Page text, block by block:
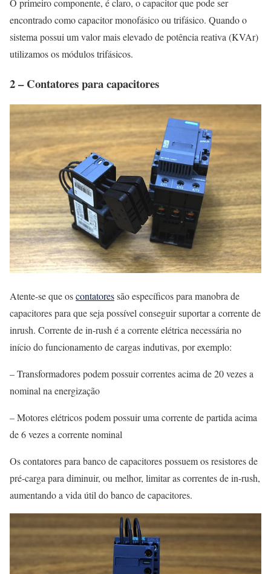
O primeiro componente, é claro, o capacitor que pode ser
encontrado como capacitor monofásico ou trifásico. Quando o
sistema possui um valor mais elevado de potência reativa (KVAr)
utilizamos os módulos trifásicos.
2 – Contatores para capacitores
Atente-se que oscontatoressão específicos para manobra de
capacitores para que seja possível conseguir suportar a corrente de
inrush. Corrente de in-rush é a corrente elétrica necessária no
início do funcionamento de cargas indutivas, por exemplo:
– Transformadores podem possuir correntes acima de 20 vezes a
nominal na energização
– Motores elétricos podem possuir uma corrente de partida acima
de 6 vezes a corrente nominal
Os contatores para banco de capacitores possuem os resistores de
pré-carga para diminuir, ou melhor, limitar as correntes de in-rush,
aumentando a vida útil do banco de capacitores.